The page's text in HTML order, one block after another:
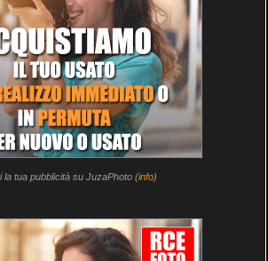
la tua pubblicità su JuzaPhoto (info)